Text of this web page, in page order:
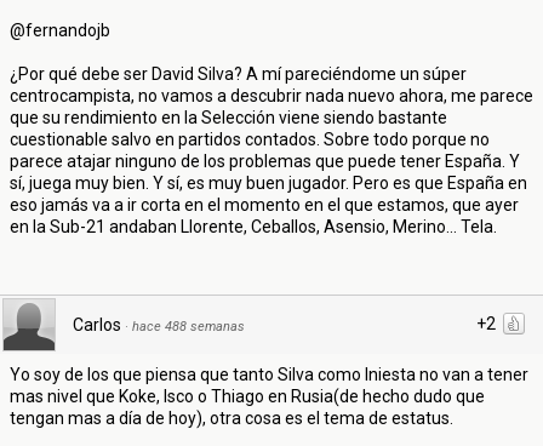
@fernandojb
¿Por qué debe ser David Silva? A mí pareciéndome un súper
centrocampista, no vamos a descubrir nada nuevo ahora, me parece
que su rendimiento en la Selección viene siendo bastante
cuestionable salvo en partidos contados. Sobre todo porque no
parece atajar ninguno de los problemas que puede tener España. Y
sí, juega muy bien. Y sí, es muy buen jugador. Pero es que España en
eso jamás va a ir corta en el momento en el que estamos, que ayer
en la Sub-21 andaban Llorente, Ceballos, Asensio, Merino... Tela.
+2
Carlos · hace 488 semanas
Yo soy de los que piensa que tanto Silva como Iniesta no van a tener
mas nivel que Koke, Isco o Thiago en Rusia(de hecho dudo que
tengan mas a día de hoy), otra cosa es el tema de estatus.